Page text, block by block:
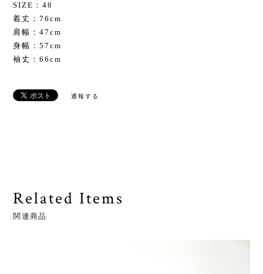
SIZE：48
着丈：76cm
肩幅：47cm
身幅：57cm
袖丈：66cm
通報する
Related Items
関連商品